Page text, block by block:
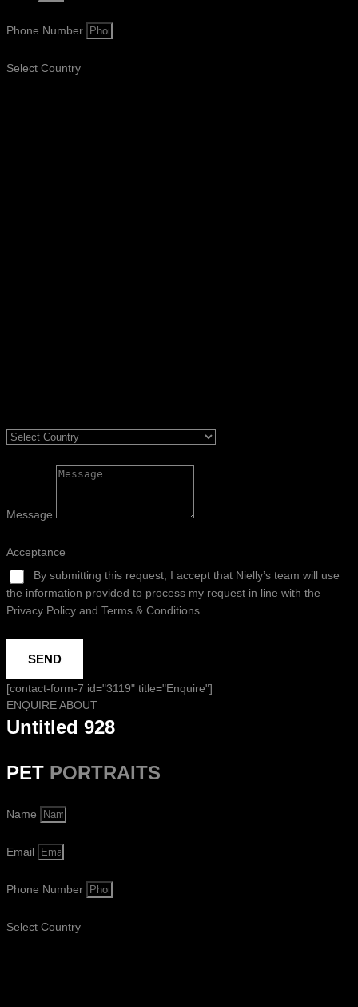
Phone Number
Select Country
Message
Acceptance
By submitting this request, I accept that Nielly’s team will use
the information provided to process my request in line with the
Privacy Policy and Terms & Conditions
SEND
[contact-form-7 id="3119" title="Enquire"]
ENQUIRE ABOUT
Untitled 928
PET PORTRAITS
Name
Email
Phone Number
Select Country